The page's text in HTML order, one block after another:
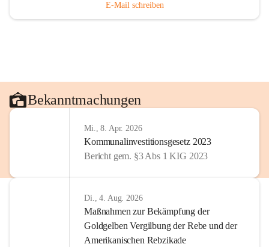
E-Mail schreiben
Bekanntmachungen
Mi., 8. Apr. 2026
Kommunalinvestitionsgesetz 2023
Bericht gem. §3 Abs 1 KIG 2023
Di., 4. Aug. 2026
Maßnahmen zur Bekämpfung der
Goldgelben Vergilbung der Rebe und der
Amerikanischen Rebzikade